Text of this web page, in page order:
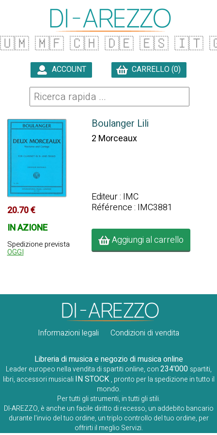
🇺🇲 🇲🇫 🇨🇭 🇩🇪 🇪🇸 🇮🇹
ACCOUNT CARRELLO (0)
20.70 €
IN AZIONE
Spedizione prevista
OGGI
Boulanger Lili
2 Morceaux
Editeur : IMC
Référence : IMC3881
Aggiungi al carrello
Informazioni legali Condizioni di vendita
Libreria di musica e negozio di musica online
Leader europeo nella vendita di spartiti online, con234'000 spartiti,
libri, accessori musicali IN STOCK , pronto per la spedizione in tutto il
mondo.
Per tutti gli strumenti, in tutti gli stili.
DI-AREZZO, è anche un facile diritto di recesso, un addebito bancario
durante l'invio del tuo ordine, un triplo controllo del tuo ordine, per
offrirti il ​​meglio Servizi.